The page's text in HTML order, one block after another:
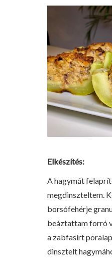
Elkészítés:
A hagymát
megdinszteltem.
borsófehérje
beáztattam forró
a zabfasírt
dinsztelt